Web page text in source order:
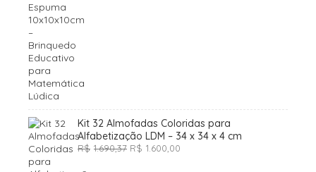
Kit 32 Almofadas Coloridas para
Alfabetização LDM – 34 x 34 x 4 cm
R$ 1.690,37 O
R$ 1.600,00